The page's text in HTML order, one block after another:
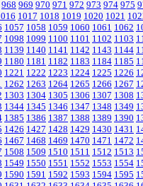
968 969 970 971 972 973 974 975
1017 1018 1019 1020 1021
1057 1058 1059 1060 1061 1062
1098 1099 1100 1101 1102 1103
1139 1140 1141 1142 1143 1144
1180 1181 1182 1183 1184 1185
1221 1222 1223 1224 1225 1226
1262 1263 1264 1265 1266 1267
1303 1304 1305 1306 1307 1308
1344 1345 1346 1347 1348 1349
1385 1386 1387 1388 1389 1390
1426 1427 1428 1429 1430 1431
1467 1468 1469 1470 1471 1472
1508 1509 1510 1511 1512 1513
1549 1550 1551 1552 1553 1554
1590 1591 1592 1593 1594 1595